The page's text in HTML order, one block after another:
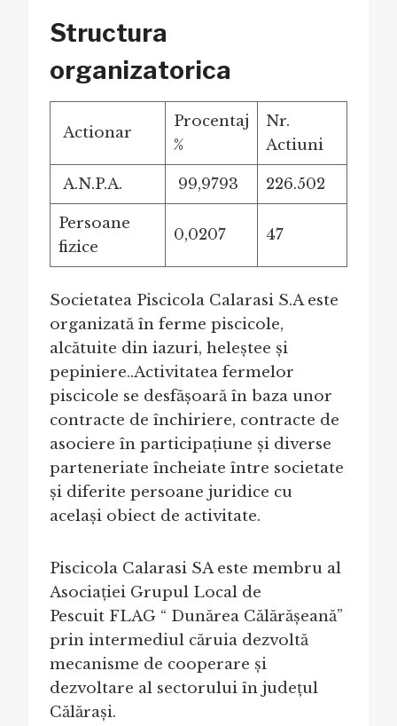
Structura
organizatorica
Actionar
Procentaj
%
Nr.
Actiuni
A.N.P.A. 99,9793 226.502
Persoane
fizice
0,0207 47
Societatea Piscicola Calarasi S.A este
organizată în ferme piscicole,
alcătuite din iazuri, heleștee și
pepiniere..Activitatea fermelor
piscicole se desfășoară în baza unor
contracte de închiriere, contracte de
asociere în participațiune și diverse
parteneriate încheiate între societate
și diferite persoane juridice cu
același obiect de activitate.
Piscicola Calarasi SA este membru al
Asociației Grupul Local de
Pescuit FLAG “ Dunărea Călărășeană”
prin intermediul căruia dezvoltă
mecanisme de cooperare și
dezvoltare al sectorului în județul
Călărași.